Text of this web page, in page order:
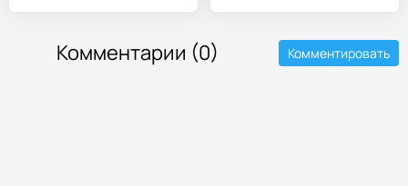
Комментарии (0) Комментировать